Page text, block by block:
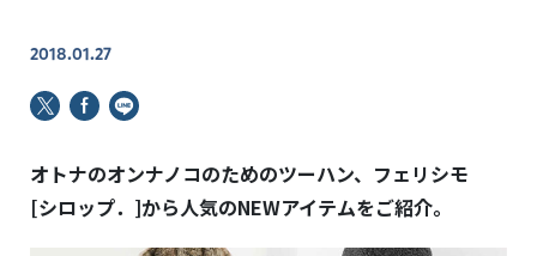
2018.01.27
オトナのオンナノコのためのツーハン、フェリシモ
[シロップ．]から人気のNEWアイテムをご紹介。